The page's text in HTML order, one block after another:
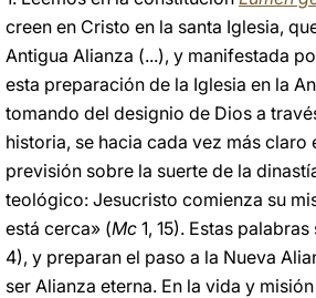
creen en Cristo en la santa Iglesia,
Antigua Alianza (...), y manifestada
esta preparación de la Iglesia en la
tomando del designio de Dios a
historia, se hacia cada vez más
previsión sobre la suerte de la
teológico: Jesucristo comienza su
está cerca» (Mc 1, 15). Estas
4), y preparan el paso a la Nueva
ser Alianza eterna. En la vida y